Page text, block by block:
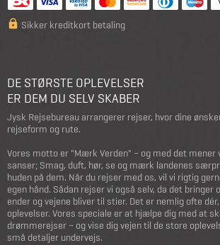
Sikker kreditkort betaling
DE STØRSTE OPLEVELSER
ER DEM DU SELV SKABER
Jysk Rejsebureau arrangerer rejser, hvor dine
rejseform og rute.
Vores motto er "Mærk Verden" – og med det mener
sanser; Smag, duft, hør, se og mærk landenes
huden på dem. Når du rejser med os, vil vi rigtig
egen hånd. Sådan rejser vi også selv, da det bringer
ender og vejene bliver til stier. Det er nemlig ofte
oplevelser. Vores speciale er at hjælpe dig med at
drømmerejser – og vise dig vejen til de store
små detaljer undervejs.